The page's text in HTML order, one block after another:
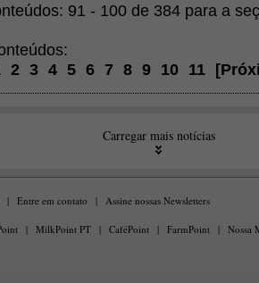
91 - 100 de 384 para a
2 3 4 5 6 7 8 9 10 11 [
Carregar mais notícias
| Entre em contato | Assine nossas Newsletters
| MilkPoint PT | CaféPoint | FarmPoint | Nossa